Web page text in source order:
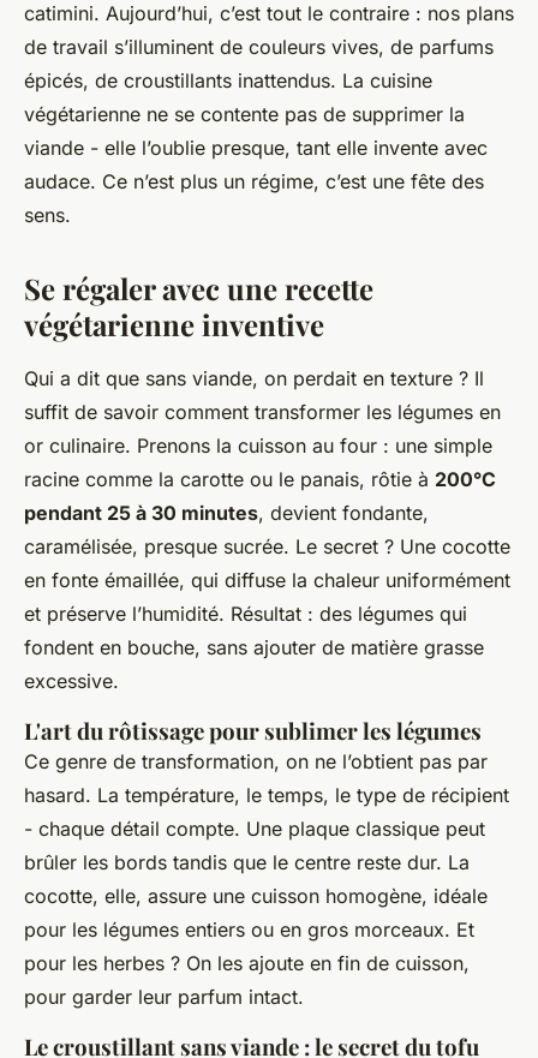
catimini. Aujourd’hui, c’est tout le contraire : nos plans
de travail s’illuminent de couleurs vives, de parfums
épicés, de croustillants inattendus. La cuisine
végétarienne ne se contente pas de supprimer la
viande - elle l’oublie presque, tant elle invente avec
audace. Ce n’est plus un régime, c’est une fête des
sens.
Se régaler avec une recette
végétarienne inventive
Qui a dit que sans viande, on perdait en texture ? Il
suffit de savoir comment transformer les légumes en
or culinaire. Prenons la cuisson au four : une simple
racine comme la carotte ou le panais, rôtie à 200°C
pendant 25 à 30 minutes, devient fondante,
caramélisée, presque sucrée. Le secret ? Une cocotte
en fonte émaillée, qui diffuse la chaleur uniformément
et préserve l’humidité. Résultat : des légumes qui
fondent en bouche, sans ajouter de matière grasse
excessive.
L'art du rôtissage pour sublimer les légumes
Ce genre de transformation, on ne l’obtient pas par
hasard. La température, le temps, le type de récipient
- chaque détail compte. Une plaque classique peut
brûler les bords tandis que le centre reste dur. La
cocotte, elle, assure une cuisson homogène, idéale
pour les légumes entiers ou en gros morceaux. Et
pour les herbes ? On les ajoute en fin de cuisson,
pour garder leur parfum intact.
Le croustillant sans viande : le secret du tofu